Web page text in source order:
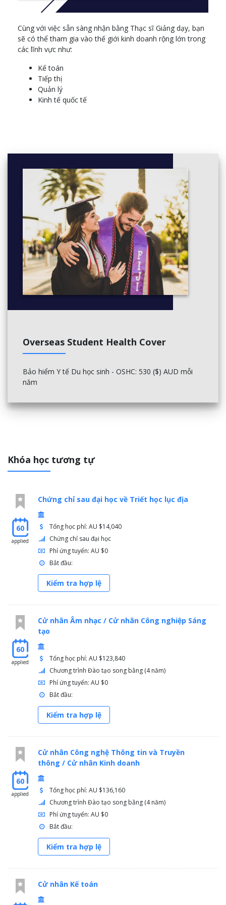
Cùng với việc sẵn sàng nhận bằng Thạc sĩ Giảng dạy, bạn
sẽ có thể tham gia vào thế giới kinh doanh rộng lớn trong
các lĩnh vực như:
Kế toán
Tiếp thị
Quản lý
Kinh tế quốc tế
Overseas Student Health Cover
Bảo hiểm Y tế Du học sinh - OSHC: 530 ($) AUD mỗi
năm
Khóa học tương tự
60
applied
Chứng chỉ sau đại học về Triết học lục địa
Tổng học phí: AU $14,040
Chứng chỉ sau đại học
Phí ứng tuyển: AU $0
Bắt đầu:
Kiểm tra hợp lệ
60
applied
Cử nhân Âm nhạc / Cử nhân Công nghiệp Sáng
tạo
Tổng học phí: AU $123,840
Chương trình Đào tạo song bằng (4 năm)
Phí ứng tuyển: AU $0
Bắt đầu:
Kiểm tra hợp lệ
60
applied
Cử nhân Công nghệ Thông tin và Truyền
thông / Cử nhân Kinh doanh
Tổng học phí: AU $136,160
Chương trình Đào tạo song bằng (4 năm)
Phí ứng tuyển: AU $0
Bắt đầu:
Kiểm tra hợp lệ
Cử nhân Kế toán